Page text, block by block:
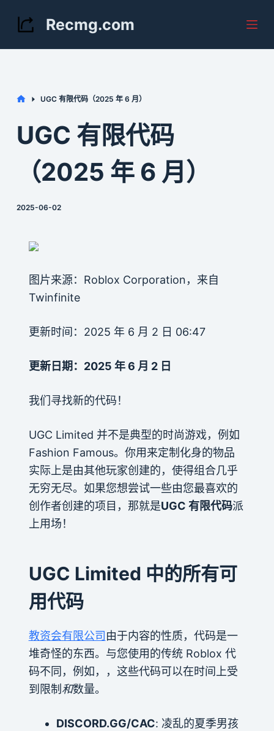
S
k
i
o
o
n
Recmg.com
HomeUGC 有限代码（2025 年 6 月）
UGC 有限代码
（2025 年 6 月）
2025-06-02
图片来源：Roblox Corporation，来自
Twinfinite
更新时间：2025 年 6 月 2 日 06:47
更新日期：2025 年 6 月 2 日
我们寻找新的代码！
UGC Limited 并不是典型的时尚游戏，例如
Fashion Famous。你用来定制化身的物品
实际上是由其他玩家创建的，使得组合几乎
无穷无尽。如果您想尝试一些由您最喜欢的
创作者创建的项目，那就是UGC 有限代码派
上用场！
UGC Limited 中的所有可
用代码
教资会有限公司 由于内容的性质，代码是一
堆奇怪的东西。与您使用的传统 Roblox 代
码不同，例如，，这些代码可以在时间上受
到限制 和数量。
DISCORD.GG/CAC: 凌乱的夏季男孩